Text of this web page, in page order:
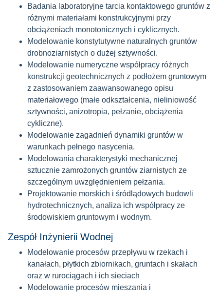
Badania laboratoryjne tarcia kontaktowego gruntów z
różnymi materiałami konstrukcyjnymi przy
obciążeniach monotonicznych i cyklicznych.
Modelowanie konstytutywne naturalnych gruntów
drobnoziarnistych o dużej sztywności.
Modelowanie numeryczne współpracy różnych
konstrukcji geotechnicznych z podłożem gruntowym
z zastosowaniem zaawansowanego opisu
materiałowego (małe odkształcenia, nieliniowość
sztywności, anizotropia, pełzanie, obciążenia
cykliczne).
Modelowanie zagadnień dynamiki gruntów w
warunkach pełnego nasycenia.
Modelowania charakterystyki mechanicznej
sztucznie zamrożonych gruntów ziarnistych ze
szczególnym uwzględnieniem pełzania.
Projektowanie morskich i śródlądowych budowli
hydrotechnicznych, analiza ich współpracy ze
środowiskiem gruntowym i wodnym.
Zespół Inżynierii Wodnej
Modelowanie procesów przepływu w rzekach i
kanałach, płytkich zbiornikach, gruntach i skałach
oraz w rurociągach i ich sieciach
Modelowanie procesów mieszania i